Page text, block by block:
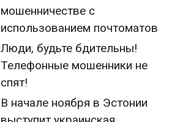
мошенничестве с
использованием почтоматов
Люди, будьте бдительны!
Телефонные мошенники не
спят!
В начале ноября в Эстонии